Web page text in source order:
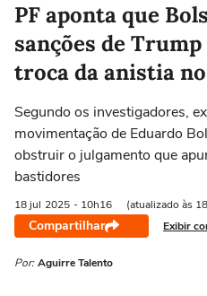
PF aponta que
sanções de
troca da anistia
Segundo os investigadores,
movimentação de Eduardo
obstruir o julgamento que
bastidores
18 jul 2025 - 10h16 (atualizado às
Compartilhar Exibir
Por: Aguirre Talento